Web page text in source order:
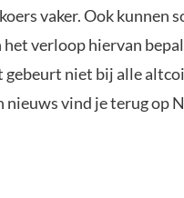
vaker. Ook kunnen
het verloop hiervan
gebeurt niet bij alle
vind je terug op